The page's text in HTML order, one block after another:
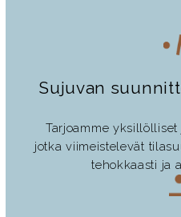
Sujuvan
Tarjoamme
jotka viimeistelevät
tehokkaasti ja